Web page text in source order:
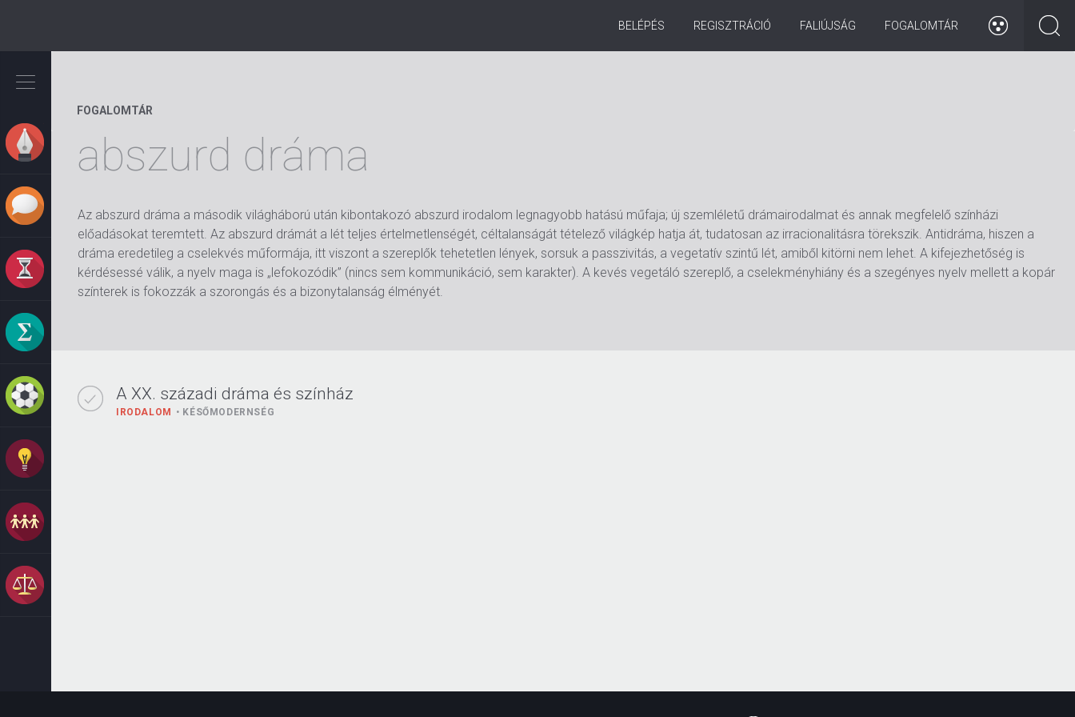
tartalomra
REGISZTRÁCIÓ FALIÚJSÁG FOGALOMTÁR
BELÉPÉS
FOGALOMTÁR
abszurd dráma
Az abszurd dráma a második világháború után kibontakozó abszurd irodalom legnagyobb hatású műfaja; új szemléletű drámairodalmat és annak megfelelő színházi
előadásokat teremtett. Az abszurd drámát a lét teljes értelmetlenségét, céltalanságát tételező világkép hatja át, tudatosan az irracionalitásra törekszik. Antidráma, hiszen a
dráma eredetileg a cselekvés műformája, itt viszont a szereplők tehetetlen lények, sorsuk a passzivitás, a vegetatív szintű lét, amiből kitörni nem lehet. A kifejezhetőség is
kérdésessé válik, a nyelv maga is „lefokozódik” (nincs sem kommunikáció, sem karakter). A kevés vegetáló szereplő, a cselekményhiány és a szegényes nyelv mellett a kopár
színterek is fokozzák a szorongás és a bizonytalanság élményét.
A XX. századi dráma és színház
IRODALOM KÉSŐMODERNSÉG